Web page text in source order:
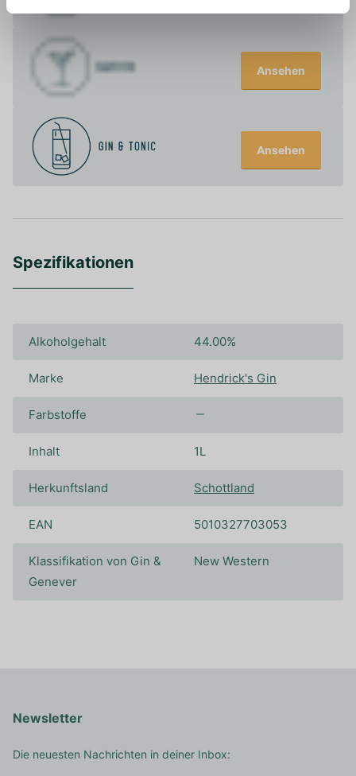
Ansehen
Ansehen
Spezifikationen
Alkoholgehalt 44.00%
Marke Hendrick's Gin
Farbstoffe
Inhalt 1L
Herkunftsland Schottland
EAN 5010327703053
Klassifikation von Gin &
Genever
New Western
Newsletter
Die neuesten Nachrichten in deiner Inbox: